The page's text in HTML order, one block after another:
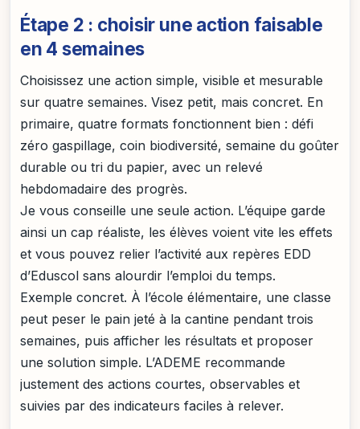
Étape 2 : choisir une action faisable
en 4 semaines
Choisissez une action simple, visible et mesurable
sur quatre semaines. Visez petit, mais concret. En
primaire, quatre formats fonctionnent bien : défi
zéro gaspillage, coin biodiversité, semaine du goûter
durable ou tri du papier, avec un relevé
hebdomadaire des progrès.
Je vous conseille une seule action. L’équipe garde
ainsi un cap réaliste, les élèves voient vite les effets
et vous pouvez relier l’activité aux repères EDD
d’Eduscol sans alourdir l’emploi du temps.
Exemple concret. À l’école élémentaire, une classe
peut peser le pain jeté à la cantine pendant trois
semaines, puis afficher les résultats et proposer
une solution simple. L’ADEME recommande
justement des actions courtes, observables et
suivies par des indicateurs faciles à relever.